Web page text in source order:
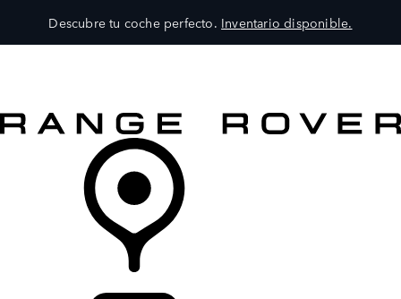
Descubre tu coche perfecto. Inventario disponible.